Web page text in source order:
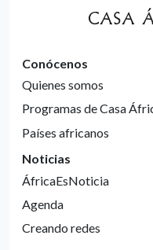
Conócenos
Quienes somos
Programas de Casa
Países africanos
Noticias
ÁfricaEsNoticia
Agenda
Creando redes